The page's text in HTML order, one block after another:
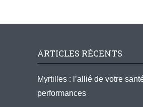
ARTICLES RÉCENTS
Myrtilles : l’allié de votre
performances